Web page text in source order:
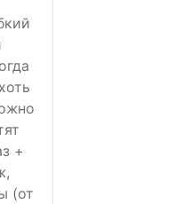
+
(от